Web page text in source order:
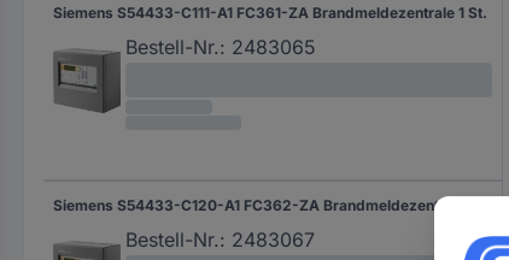
Siemens S54433-C111-A1 FC361-ZA Brandmeldezentrale 1 St.
Bestell-Nr.: 2483065
Bestell-Nr.: 2483067